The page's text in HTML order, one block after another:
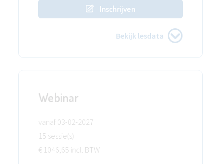
Inschrijven
Bekijk lesdata
Webinar
vanaf 03-02-2027
15 sessie(s)
€ 1046,65 incl. BTW